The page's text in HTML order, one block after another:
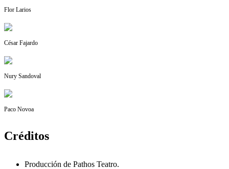
Flor Larios
César Fajardo
Nury Sandoval
Paco Novoa
Créditos
Producción de Pathos Teatro.